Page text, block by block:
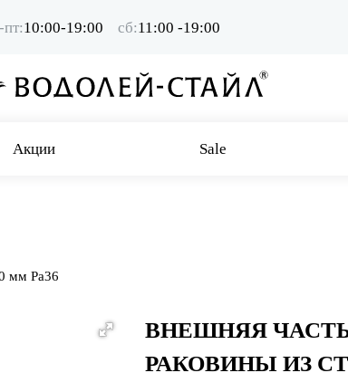
10:00-19:00 сб:11:00 -19:00
Акции Sale
мм Pa36
ВНЕШНЯЯ
РАКОВИНЫ ИЗ